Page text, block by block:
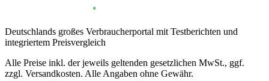
Deutschlands großes Verbraucherportal mit Testberichten und
integriertem Preisvergleich
Alle Preise inkl. der jeweils geltenden gesetzlichen MwSt., ggf.
zzgl. Versandkosten. Alle Angaben ohne Gewähr.